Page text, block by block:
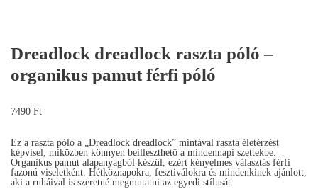
Dreadlock dreadlock raszta póló –
organikus pamut férfi póló
7490 Ft
Ez a raszta póló a „Dreadlock dreadlock” mintával raszta életérzést
képvisel, miközben könnyen beilleszthető a mindennapi szettekbe.
Organikus pamut alapanyagból készül, ezért kényelmes választás férfi
fazonú viseletként. Hétköznapokra, fesztiválokra és mindenkinek ajánlott,
aki a ruháival is szeretné megmutatni az egyedi stílusát.